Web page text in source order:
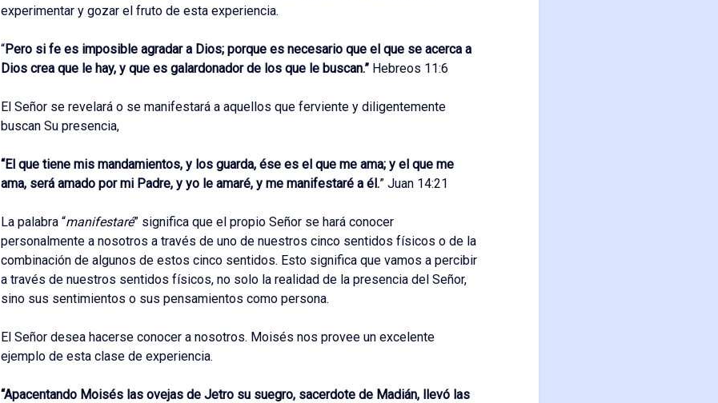
experimentar y gozar el fruto de esta experiencia.
“Pero si fe es imposible agradar a Dios; porque es necesario que el que se acerca a
Dios crea que le hay, y que es galardonador de los que le buscan.” Hebreos 11:6
El Señor se revelará o se manifestará a aquellos que ferviente y diligentemente
buscan Su presencia,
“El que tiene mis mandamientos, y los guarda, ése es el que me ama; y el que me
ama, será amado por mi Padre, y yo le amaré, y me manifestaré a él.” Juan 14:21
La palabra “manifestaré” significa que el propio Señor se hará conocer
personalmente a nosotros a través de uno de nuestros cinco sentidos físicos o de la
combinación de algunos de estos cinco sentidos. Esto significa que vamos a percibir
a través de nuestros sentidos físicos, no solo la realidad de la presencia del Señor,
sino sus sentimientos o sus pensamientos como persona.
El Señor desea hacerse conocer a nosotros. Moisés nos provee un excelente
ejemplo de esta clase de experiencia.
“Apacentando Moisés las ovejas de Jetro su suegro, sacerdote de Madián, llevó las